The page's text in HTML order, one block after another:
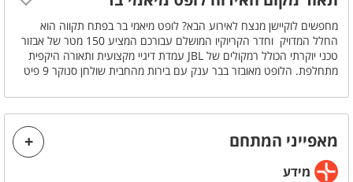
מזגן
מחפשים לוקיישן מנצח לאירוע הבא? לופט מיאמי בר בפתח תקווה הוא
החלל המדויק וחדר הקריוקיו המושלם עבורכם המציע 150 מטר של אבזור
טכני יוקרתי הכולל רמקולים של JBL עמדת דיגיי מקצועית ותאורה היקפית
מתחלפת. הלופט מאובזר בבר ענק עם בירות מהחבית שולחן סנוקר 9 פיט
רווקים לגילאי 21 ומעלה. המקום מחזיק ברישיון עסק מלא ומאפשר אירוח
של עד 100 איש בראש שקט עם אפשרות להזמנת חבילות אלכוהול
ועיצובים מיוחדים. זה הזמן לשדרג את החגיגה שלכם ולהזמין אירוע יוקרתי
עוד היום.
מאפייני המתחם
מידע